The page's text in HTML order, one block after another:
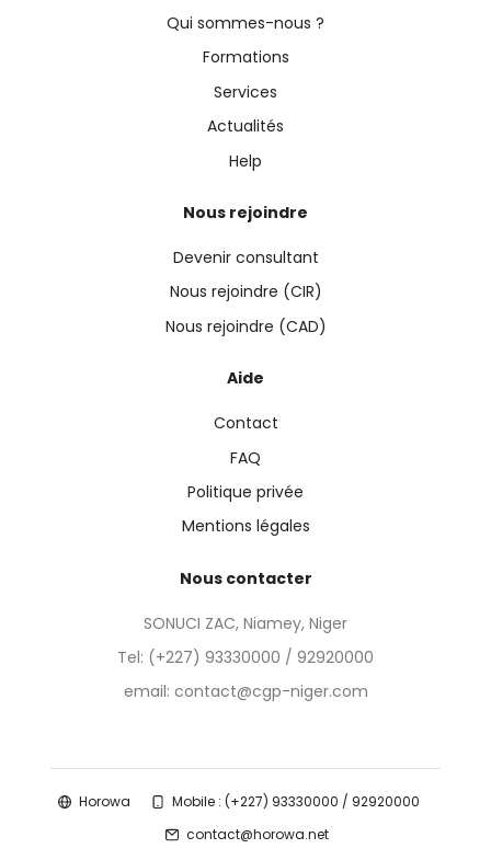
Qui sommes-nous ?
Formations
Services
Actualités
Help
Nous rejoindre
Devenir consultant
Nous rejoindre (CIR)
Nous rejoindre (CAD)
Aide
Contact
FAQ
Politique privée
Mentions légales
Nous contacter
SONUCI ZAC, Niamey, Niger
Tel: (+227) 93330000 / 92920000
email: contact@cgp-niger.com
Horowa
Mobile : (+227) 93330000 / 92920000
contact@horowa.net